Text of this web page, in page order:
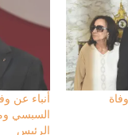
أنباء عن
السبسي
الرئيس